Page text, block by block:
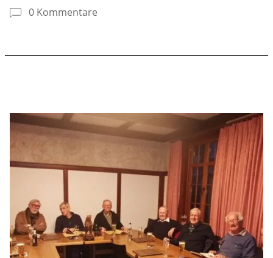
0 Kommentare